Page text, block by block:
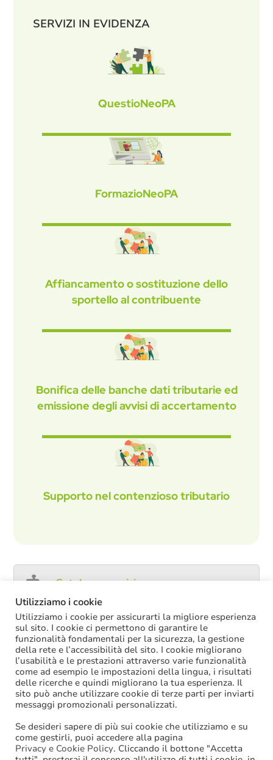
SERVIZI IN EVIDENZA
QuestioNeoPA
FormazioNeoPA
Affiancamento o sostituzione dello
sportello al contribuente
Bonifica delle banche dati tributarie ed
emissione degli avvisi di accertamento
Supporto nel contenzioso tributario
Catalogo servizi
ULTIME NOTIZIE
Decreto PA: nella versione definitiva salta il
chiarimento sul trattamento economico
spettante durante le ferie
La soppressione dei vecchi tetti di spesa
offre più margini anche per l’aumento del
ACCRUAL: come si registrano i
trasferimenti vincolati per investimenti
riscossi prima del 2025?
Utilizziamo i cookie
Utilizziamo i cookie per assicurarti la migliore esperienza
sul sito. I cookie ci permettono di garantire le
funzionalità fondamentali per la sicurezza, la gestione
della rete e l’accessibilità del sito. I cookie migliorano
l’usabilità e le prestazioni attraverso varie funzionalità
come ad esempio le impostazioni della lingua, i risultati
delle ricerche e quindi migliorano la tua esperienza. Il
sito può anche utilizzare cookie di terze parti per inviarti
messaggi promozionali personalizzati.
Se desideri sapere di più sui cookie che utilizziamo e su
come gestirli, puoi accedere alla pagina
Privacy e Cookie Policy. Cliccando il bottone "Accetta